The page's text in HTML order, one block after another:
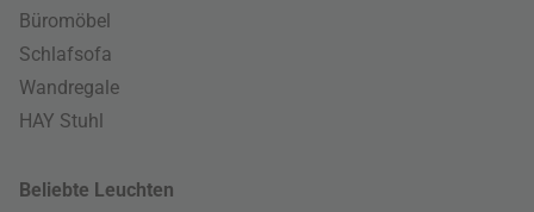
Büromöbel
Schlafsofa
Wandregale
HAY Stuhl
Beliebte Leuchten